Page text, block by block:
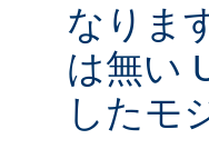
なりま
は無い
したモ